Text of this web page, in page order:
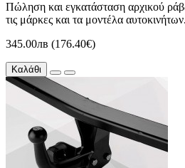
Πώληση και εγκατάσταση αρχικού
τις μάρκες και τα μοντέλα
345.00лв (176.40€)
Καλάθι